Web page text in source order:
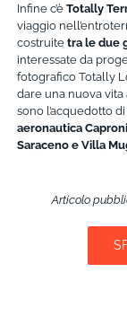
Infine c’èTotally
viaggio
costruitetra le due
interessate da
fotografico Totally
dare una nuova
sono l’acquedotto
aeronautica
Saraceno e Villa
Articolo